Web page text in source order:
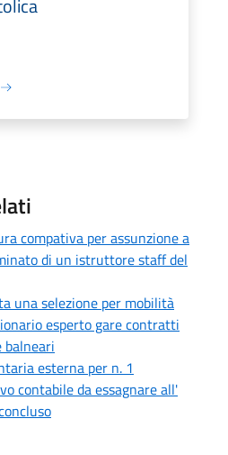
compativa per assunzione a
di un istruttore staff del
una selezione per mobilità
esperto gare contratti
balneari
esterna per n. 1
contabile da essagnare all'